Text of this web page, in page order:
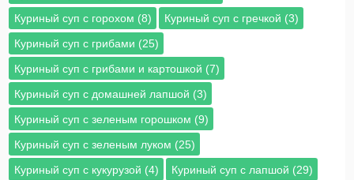
Куриный суп с горохом (8)
Куриный суп с гречкой (3)
Куриный суп с грибами (25)
Куриный суп с грибами и картошкой (7)
Куриный суп с домашней лапшой (3)
Куриный суп с зеленым горошком (9)
Куриный суп с зеленым луком (25)
Куриный суп с кукурузой (4)
Куриный суп с лапшой (29)